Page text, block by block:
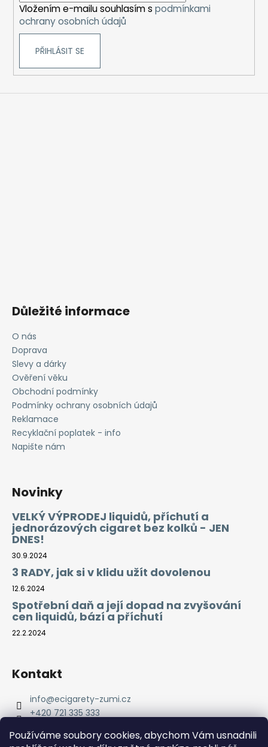
Používáme soubory cookies, abychom Vám usnadnili
Vložením e-mailu souhlasím s podmínkami
ochrany osobních údajů
PŘIHLÁSIT SE
Důležité informace
O nás
Doprava
Slevy a dárky
Ověření věku
Obchodní podmínky
Podmínky ochrany osobních údajů
Reklamace
Recyklační poplatek - info
Napište nám
Novinky
VELKÝ VÝPRODEJ liquidů, příchutí a
jednorázových cigaret bez kolků - JEN
DNES!
30.9.2024
3 RADY, jak si v klidu užít dovolenou
12.6.2024
Spotřební daň a její dopad na zvyšování
cen liquidů, bází a příchutí
22.2.2024
Kontakt
info@ecigarety-zumi.cz
+420 721 335 333